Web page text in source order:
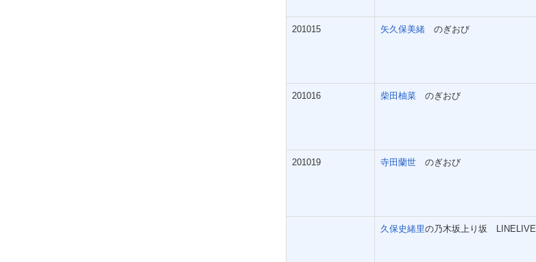
201015 矢久保美緒 のぎおび
201016 柴田柚菜 のぎおび
201019 寺田蘭世 のぎおび
久保史緒里の乃木坂上り坂 LINELIVE